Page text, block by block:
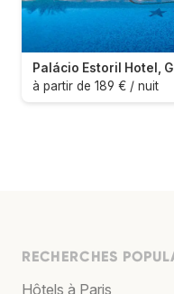
Palácio Estoril Hotel,
à partir de 189 € / nuit
RECHERCHES
Hôtels à Paris